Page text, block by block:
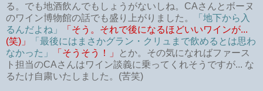
る。でも地酒飲んでもしょうがないしね。CAさんとボーヌ
のワイン博物館の話でも盛り上がりました。
「地下から入
るんだよね」
「そう。それで後になるほどいいワインが...
(笑)」
「最後にはまさかグラン・クリュまで飲めるとは思わ
なかった」
「そうそう！」
とか。その気になればファース
ト担当のCAさんはワイン談義に乗ってくれそうですが... な
るたけ自粛いたしました。(苦笑)